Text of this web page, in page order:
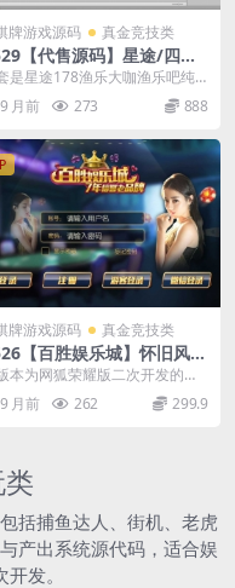
牌游戏源码 真金竞技类
【代售源码】星途/四海/
渔乐大咖/渔乐吧/纯源码
是星途178渔乐大咖渔乐吧纯
，以前本站发布过2套了，只不
前发布的是组...
9 月前 273 888
牌游戏源码 真金竞技类
【百胜娱乐城】怀旧风格
牌游戏/网狐荣耀二次开
版/百盛棋牌源码+UI工程
本为网狐荣耀版二次开发的怀
格棋牌游戏，百盛棋牌游戏平
该版本为运营级别...
9 月前 262 299.9
括捕鱼达人、街机、老虎
产出系统源代码，适合娱
发。